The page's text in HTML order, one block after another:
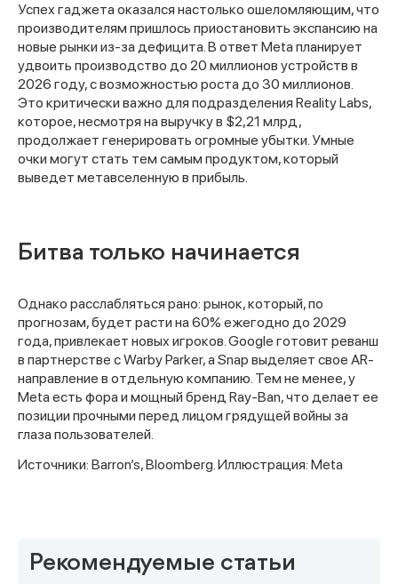
Успех гаджета оказался настолько ошеломляющим, что
производителям пришлось приостановить экспансию на
новые рынки из-за дефицита. В ответ Meta планирует
удвоить производство до 20 миллионов устройств в
2026 году, с возможностью роста до 30 миллионов.
Это критически важно для подразделения Reality Labs,
которое, несмотря на выручку в $2,21 млрд,
продолжает генерировать огромные убытки. Умные
очки могут стать тем самым продуктом, который
выведет метавселенную в прибыль.
Битва только начинается
Однако расслабляться рано: рынок, который, по
прогнозам, будет расти на 60% ежегодно до 2029
года, привлекает новых игроков. Google готовит реванш
в партнерстве с Warby Parker, а Snap выделяет свое AR-
направление в отдельную компанию. Тем не менее, у
Meta есть фора и мощный бренд Ray-Ban, что делает ее
позиции прочными перед лицом грядущей войны за
глаза пользователей.
Источники: Barron’s, Bloomberg. Иллюстрация: Meta
Рекомендуемые статьи